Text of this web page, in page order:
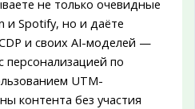
не только очевидные
и Spotify, но и даёте
и своих AI-моделей —
по
UTM-
контента без участия